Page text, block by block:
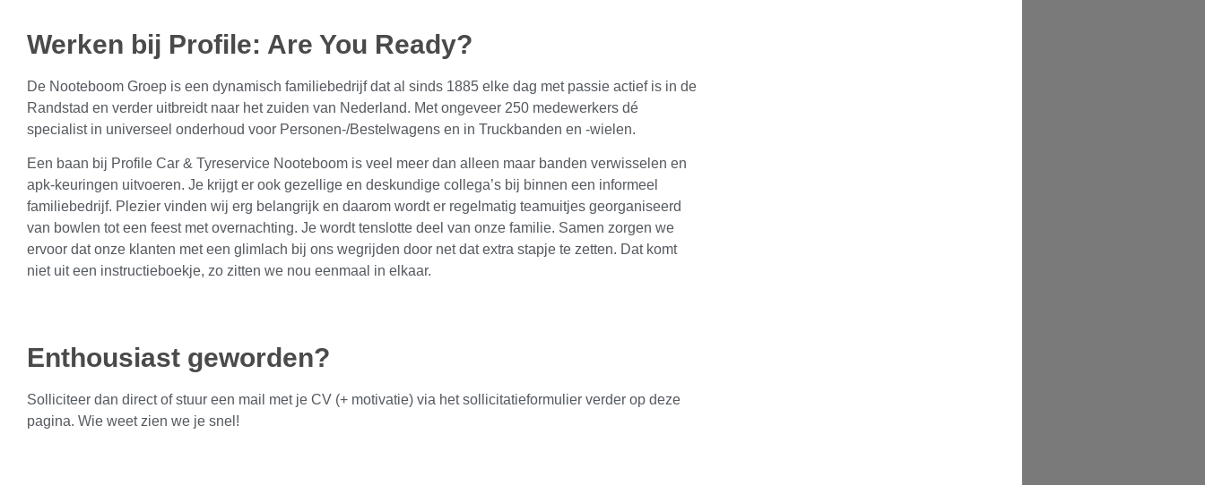
Werken bij Profile: Are You Ready?
De Nooteboom Groep is een dynamisch familiebedrijf dat al sinds 1885 elke dag met passie actief is in de
Randstad en verder uitbreidt naar het zuiden van Nederland. Met ongeveer 250 medewerkers dé
specialist in universeel onderhoud voor Personen-/Bestelwagens en in Truckbanden en -wielen.
Een baan bij Profile Car & Tyreservice Nooteboom is veel meer dan alleen maar banden verwisselen en
apk-keuringen uitvoeren. Je krijgt er ook gezellige en deskundige collega’s bij binnen een informeel
familiebedrijf. Plezier vinden wij erg belangrijk en daarom wordt er regelmatig teamuitjes georganiseerd
van bowlen tot een feest met overnachting. Je wordt tenslotte deel van onze familie. Samen zorgen we
ervoor dat onze klanten met een glimlach bij ons wegrijden door net dat extra stapje te zetten. Dat komt
niet uit een instructieboekje, zo zitten we nou eenmaal in elkaar.
Enthousiast geworden?
Solliciteer dan direct of stuur een mail met je CV (+ motivatie) via het sollicitatieformulier verder op deze
pagina. Wie weet zien we je snel!